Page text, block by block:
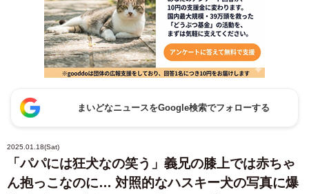
まいどなニュースをGoogle検索でフォローする
2025.01.18(Sat)
「パパには狂犬なの笑う」義兄の膝上では赤ちゃ
ん抱っこなのに… 対照的なハスキー犬の写真に爆